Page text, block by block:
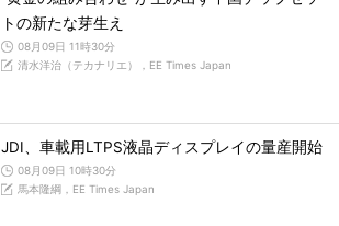
トの新たな芽生え
08月09日 11時30分
清水洋治（テカナリエ），EE Times Japan
JDI、車載用LTPS液晶ディスプレイの量産開始
08月09日 10時30分
馬本隆綱，EE Times Japan